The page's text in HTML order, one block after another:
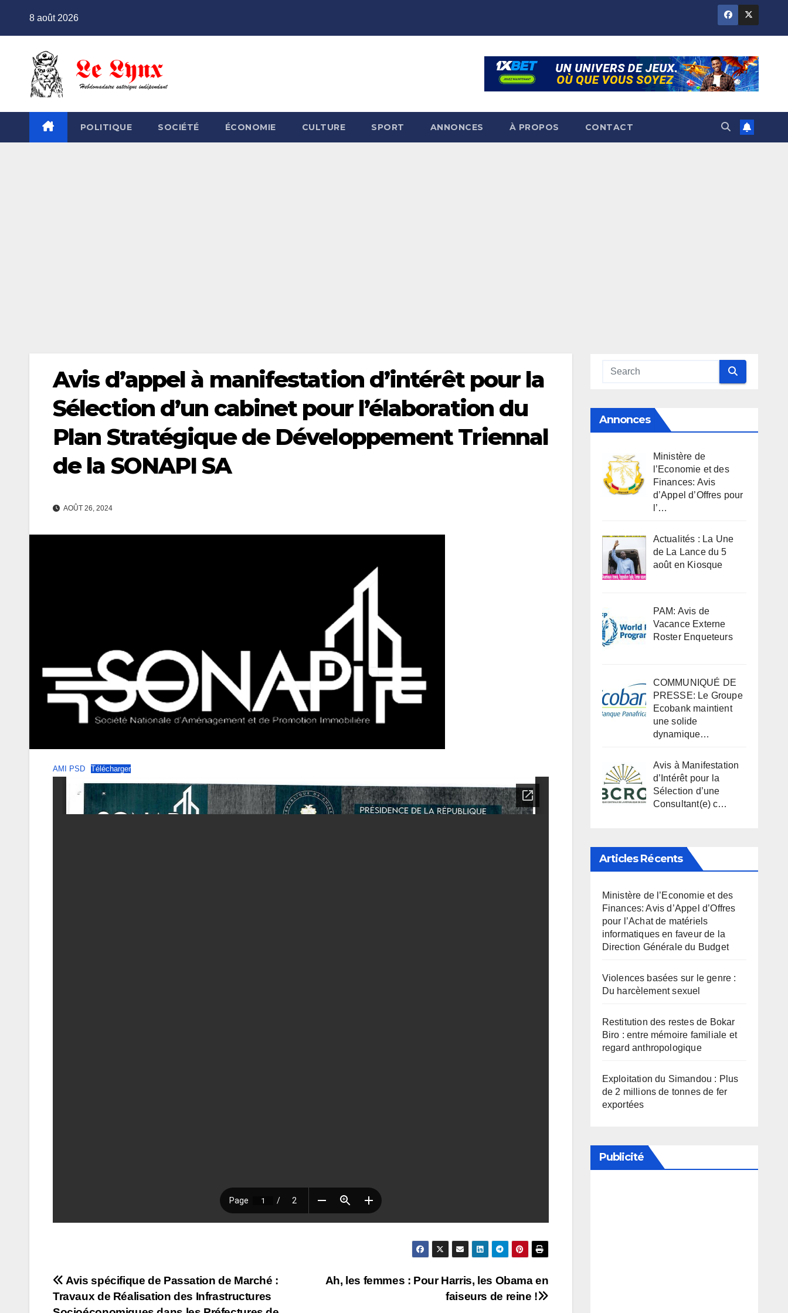
8 août 2026
POLITIQUE SOCIÉTÉ ÉCONOMIE CULTURE SPORT ANNONCES À PROPOS CONTACT
Avis d’appel à manifestation d’intérêt pour la
Sélection d’un cabinet pour l’élaboration du
Plan Stratégique de Développement Triennal
de la SONAPI SA
AOÛT 26, 2024
AMI PSD Télécharger
Navigation
Ah, les femmes : Pour Harris, les Obama en
faiseurs de reine !
Avis spécifique de Passation de Marché :
Travaux de Réalisation des Infrastructures
Annonces
Ministère de
l’Economie et des
Finances: Avis
d’Appel d’Offres pour
l’…
Actualités : La Une
de La Lance du 5
août en Kiosque
PAM: Avis de
Vacance Externe
Roster Enqueteurs
COMMUNIQUÉ DE
PRESSE: Le Groupe
Ecobank maintient
une solide
dynamique…
Avis à Manifestation
d’Intérêt pour la
Sélection d’une
Consultant(e) c…
Articles Récents
Ministère de l’Economie et des
Finances: Avis d’Appel d’Offres
pour l’Achat de matériels
informatiques en faveur de la
Direction Générale du Budget
Violences basées sur le genre :
Du harcèlement sexuel
Restitution des restes de Bokar
Biro : entre mémoire familiale et
regard anthropologique
Exploitation du Simandou : Plus
de 2 millions de tonnes de fer
exportées
Publicité